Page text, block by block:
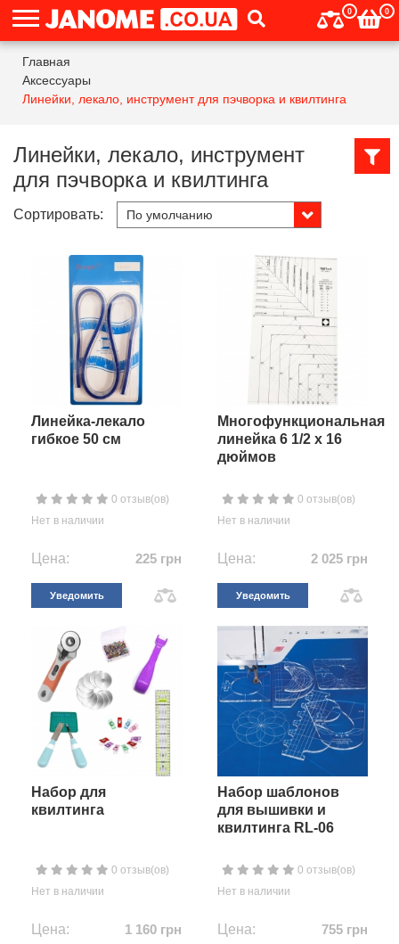
0 0
Главная
Аксессуары
Линейки, лекало, инструмент для пэчворка и квилтинга
Линейки, лекало, инструмент
для пэчворка и квилтинга
Сортировать:
Линейка-лекало
гибкое 50 см
0 отзыв(ов)
Нет в наличии
Цена: 225 грн
Уведомить
Многофункциональная
линейка 6 1/2 х 16
дюймов
0 отзыв(ов)
Нет в наличии
Цена: 2 025 грн
Уведомить
Набор для
квилтинга
0 отзыв(ов)
Нет в наличии
Цена: 1 160 грн
Набор шаблонов
для вышивки и
квилтинга RL-06
0 отзыв(ов)
Нет в наличии
Цена: 755 грн